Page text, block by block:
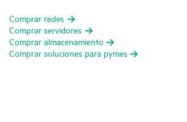
Comprar redes
Comprar servidores
Comprar almacenamiento
Comprar soluciones para pymes